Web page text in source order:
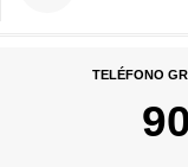
TELÉFONO